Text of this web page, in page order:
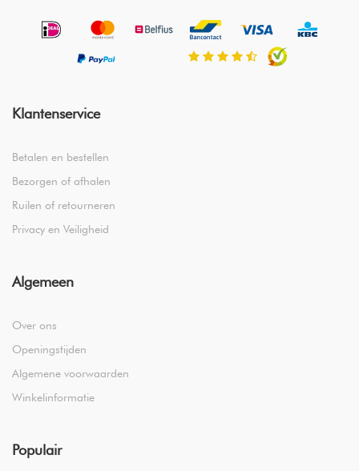
Klantenservice
Betalen en bestellen
Bezorgen of afhalen
Ruilen of retourneren
Privacy en Veiligheid
Algemeen
Over ons
Openingstijden
Algemene voorwaarden
Winkelinformatie
Populair